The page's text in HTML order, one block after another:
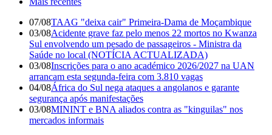
07/08TAAG "deixa cair" Primeira-Dama de Moçambique
03/08Acidente grave faz pelo menos 22 mortos no Kwanza
Sul envolvendo um pesado de passageiros - Ministra da
Saúde no local (NOTÍCIA ACTUALIZADA)
03/08Inscrições para o ano académico 2026/2027 na UAN
arrancam esta segunda-feira com 3.810 vagas
04/08África do Sul nega ataques a angolanos e garante
segurança após manifestações
03/08MININT e BNA aliados contra as "kinguilas" nos
mercados informais